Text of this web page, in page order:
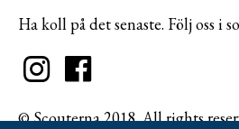
Ha koll på det senaste. Följ oss i
© Scouterna 2018. All rights